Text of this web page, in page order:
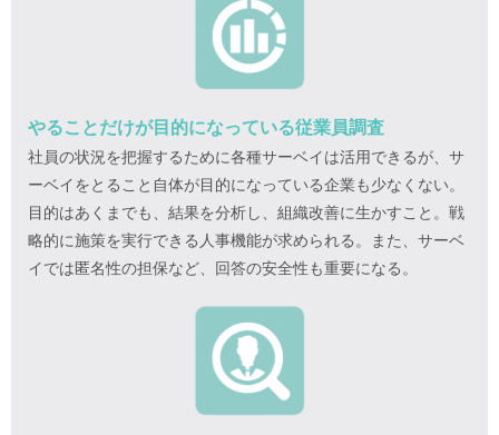
やることだけが目的になっている従業員調査
社員の状況を把握するために各種サーベイは活用できるが、サ
ーベイをとること自体が目的になっている企業も少なくない。
目的はあくまでも、結果を分析し、組織改善に生かすこと。戦
略的に施策を実行できる人事機能が求められる。また、サーベ
イでは匿名性の担保など、回答の安全性も重要になる。